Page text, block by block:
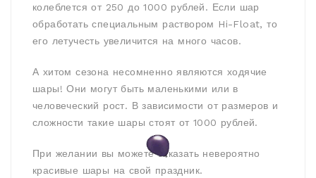
колеблется от 250 до 1000 рублей. Если шар
обработать специальным раствором Hi-Float, то
его летучесть увеличится на много часов.
А хитом сезона несомненно являются ходячие
шары! Они могут быть маленькими или в
человеческий рост. В зависимости от размеров и
сложности такие шары стоят от 1000 рублей.
При желании вы можете заказать невероятно
красивые шары на свой праздник.